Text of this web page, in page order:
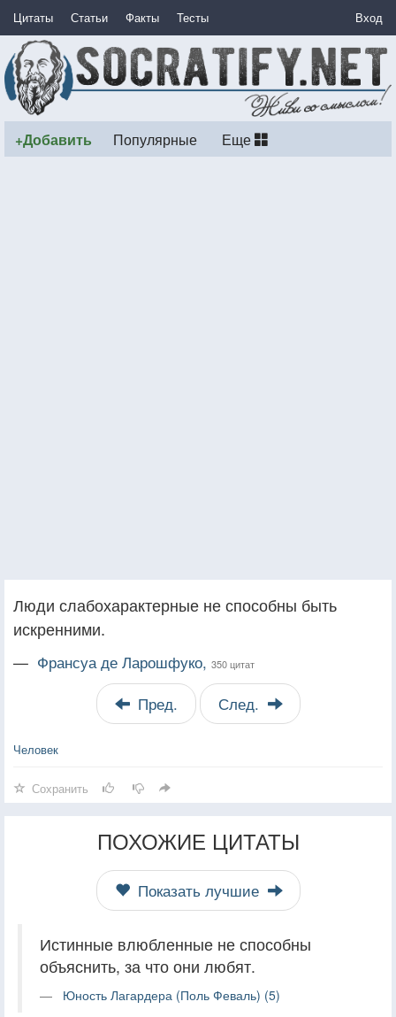
Цитаты Статьи Факты Тесты Вход
+Добавить Популярные Еще
Люди слабохарактерные не способны быть
искренними.
— Франсуа де Ларошфуко, 350 цитат
Пред. След.
Человек
Сохранить
ПОХОЖИЕ ЦИТАТЫ
Показать лучшие
Истинные влюбленные не способны
объяснить, за что они любят.
Юность Лагардера (Поль Феваль) (5)